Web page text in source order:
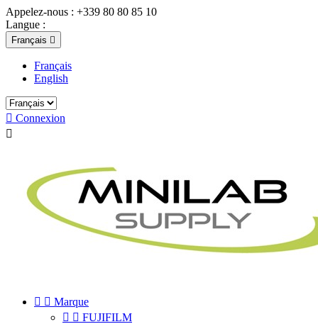
Appelez-nous : +339 80 80 85 10
Langue :
Français 
Français
English
 Connexion

  Marque
  FUJIFILM